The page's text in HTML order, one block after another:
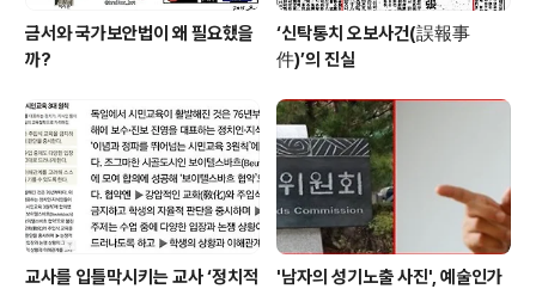
금서와 국가보안법이 왜 필요했을
까?
‘신탁통치 오보사건(誤報事
件)’의 진실
교사를 입틀막시키는 교사 ‘정치적
'남자의 성기노출 사진', 예술인가